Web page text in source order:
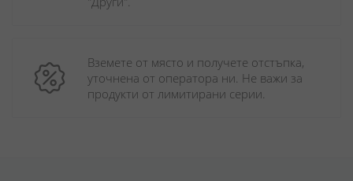
Вземете от място и получете отстъпка,
уточнена от оператора ни. Не важи за
продукти от лимитирани серии.